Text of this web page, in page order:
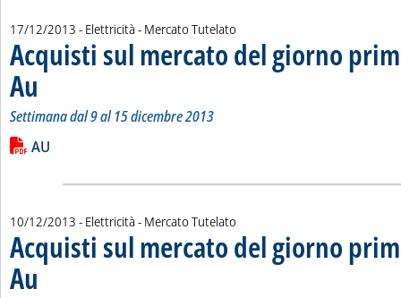
17/12/2013 - Elettricità - Mercato Tutelato
Acquisti sul mercato del giorno
Au . Sottotitolo: Settimana dal 9 al 15 dicembre 2013
. Pubblicata martedì 17 dicembre 2013 alle 15.14.
Settimana dal 9 al 15 dicembre 2013
Leggi tutta la notizia: 'Acquisti sul mercato del giorno prima
Lista allegati PDF alla notizia
AU
10/12/2013 - Elettricità - Mercato Tutelato
Acquisti sul mercato del giorno
Au . Sottotitolo: Settimana dal 2 all'8 dicembre 2013
. Pubblicata martedì 10 dicembre 2013 alle 15.18.